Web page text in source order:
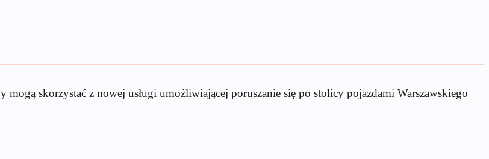
skorzystać z nowej usługi umożliwiającej poruszanie się po stolicy pojazdami Warszawskiego